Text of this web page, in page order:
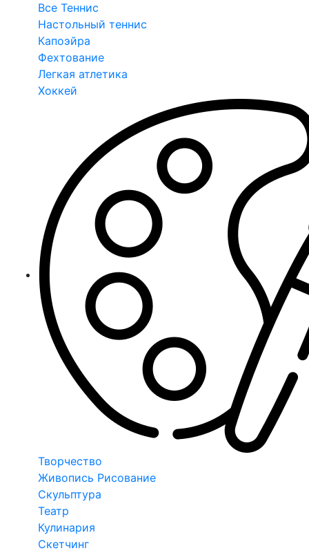
Все Теннис
Настольный теннис
Капоэйра
Фехтование
Легкая атлетика
Хоккей
Творчество
Живопись Рисование
Скульптура
Театр
Кулинария
Скетчинг